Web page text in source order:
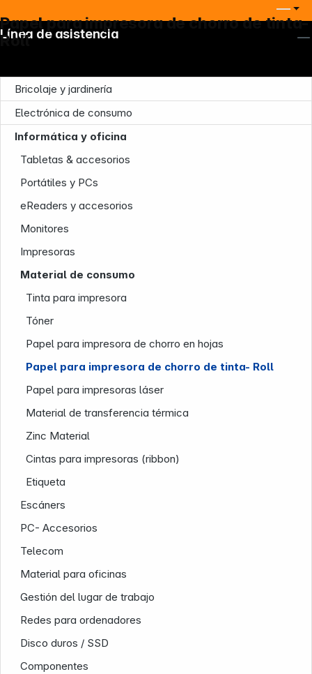
Papel para impresora de chorro de tinta-
Roll
Bricolaje y jardinería
Electrónica de consumo
Informática y oficina
Tabletas & accesorios
Portátiles y PCs
eReaders y accesorios
Monitores
Impresoras
Material de consumo
Tinta para impresora
Tóner
Papel para impresora de chorro en hojas
Papel para impresora de chorro de tinta- Roll
Papel para impresoras láser
Material de transferencia térmica
Zinc Material
Cintas para impresoras (ribbon)
Etiqueta
Escáners
PC- Accesorios
Telecom
Material para oficinas
Gestión del lugar de trabajo
Redes para ordenadores
Disco duros / SSD
Componentes
Línea de asistencia
Nuestra empresa